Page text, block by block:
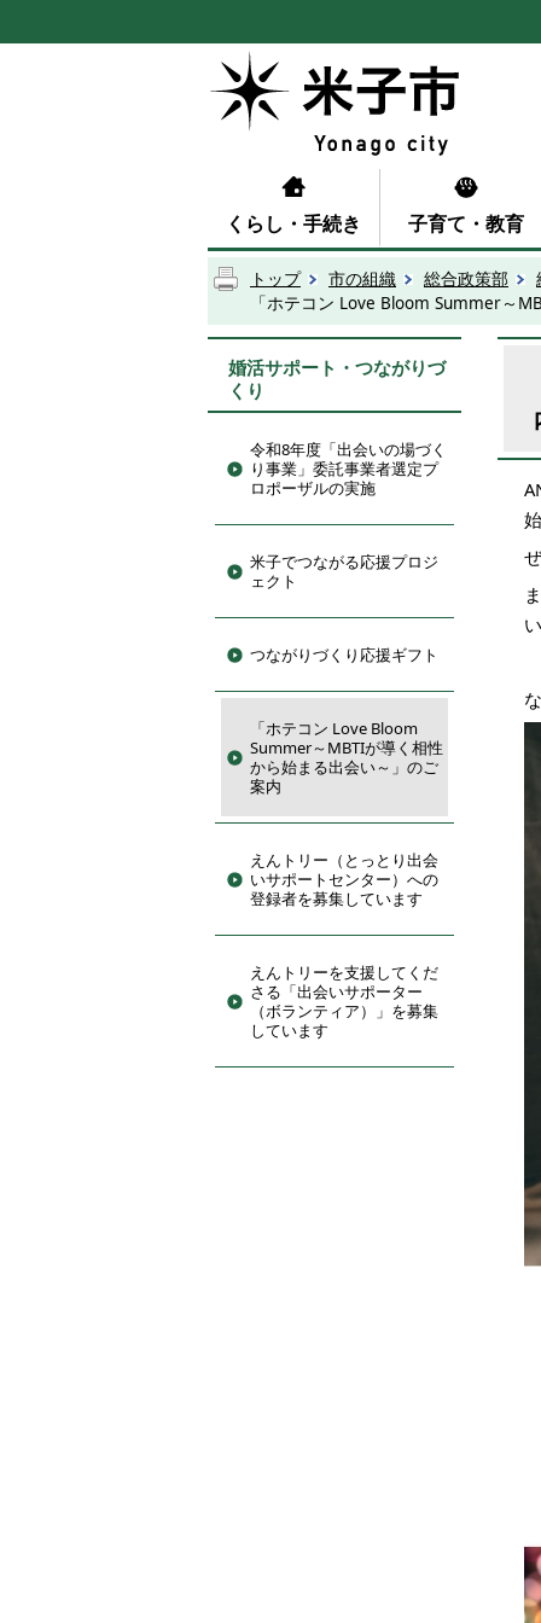
くらし・手続き 子育て・教育
トップ 市の組織 総合政策部
「ホテコン Love Bloom Summer～
婚活サポート・つながりづ
くり
令和8年度「出会いの場づく
り事業」委託事業者選定プ
ロポーザルの実施
米子でつながる応援プロジ
ェクト
つながりづくり応援ギフト
「ホテコン Love Bloom
Summer～MBTIが導く相性
から始まる出会い～」のご
案内
えんトリー（とっとり出会
いサポートセンター）への
登録者を募集しています
えんトリーを支援してくだ
さる「出会いサポーター
（ボランティア）」を募集
しています